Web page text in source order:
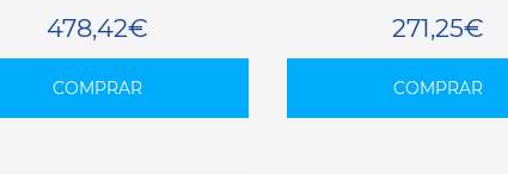
478,42€
COMPRAR
271,25€
COMPRAR